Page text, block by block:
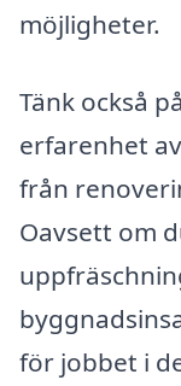
möjligheter.
Tänk också
erfarenhet
från
Oavsett om
för jobbet i